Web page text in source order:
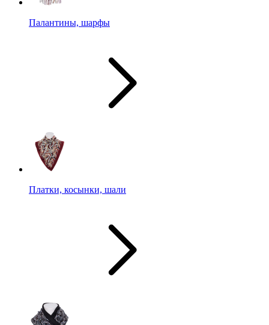
Палантины, шарфы
Платки, косынки, шали